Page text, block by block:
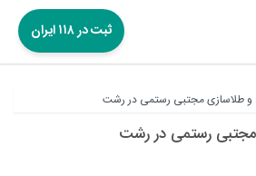
ثبت در ۱۱۸ ایران
طلاسازی مجتبی رستمی در رشت
رستمی در رشت